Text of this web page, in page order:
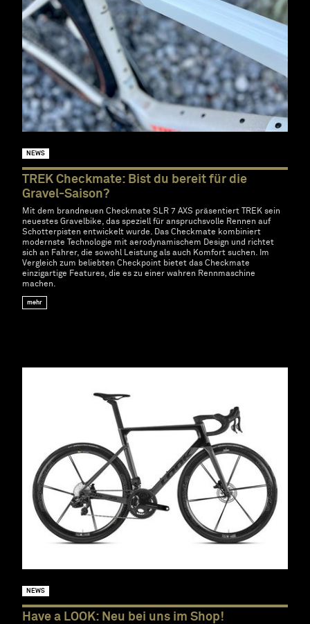
NEWS
TREK Checkmate: Bist du bereit für die
Gravel-Saison?
Mit dem brandneuen Checkmate SLR 7 AXS präsentiert TREK sein
neuestes Gravelbike, das speziell für anspruchsvolle Rennen auf
Schotterpisten entwickelt wurde. Das Checkmate kombiniert
modernste Technologie mit aerodynamischem Design und richtet
sich an Fahrer, die sowohl Leistung als auch Komfort suchen. Im
Vergleich zum beliebten Checkpoint bietet das Checkmate
einzigartige Features, die es zu einer wahren Rennmaschine
machen.
mehr
NEWS
Have a LOOK: Neu bei uns im Shop!